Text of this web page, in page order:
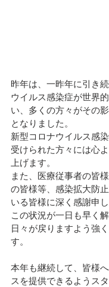
昨年は、一昨年に引き
ウイルス感染症が世界
い、多くの方々がその
となりました。
新型コロナウイルス感
受けられた方々には心
上げます。
また、医療従事者の皆
の皆様等、感染拡大防
いる皆様に深く感謝申し
この状況が一日も早く
日々が戻りますよう強
す。
本年も継続して、皆様
スを提供できるようス